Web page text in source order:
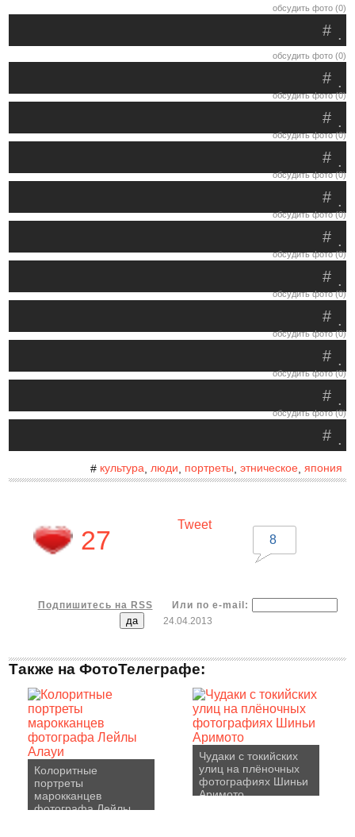
обсудить фото (0)
.
#
обсудить фото (0)
.
#
обсудить фото (0)
.
#
обсудить фото (0)
.
#
обсудить фото (0)
.
#
обсудить фото (0)
.
#
обсудить фото (0)
.
#
обсудить фото (0)
.
#
обсудить фото (0)
.
#
обсудить фото (0)
.
#
обсудить фото (0)
.
#
# культура, люди портреты этническое, япония
27
Tweet
8
Подпишитесь на RSS
Или по e-mail:
24.04.2013
Также на ФотоТелеграфе:
Колоритные
портреты
марокканцев
фотографа Лейлы
Чудаки с токийских
улиц на плёночных
фотографиях Шиньи
Аримото